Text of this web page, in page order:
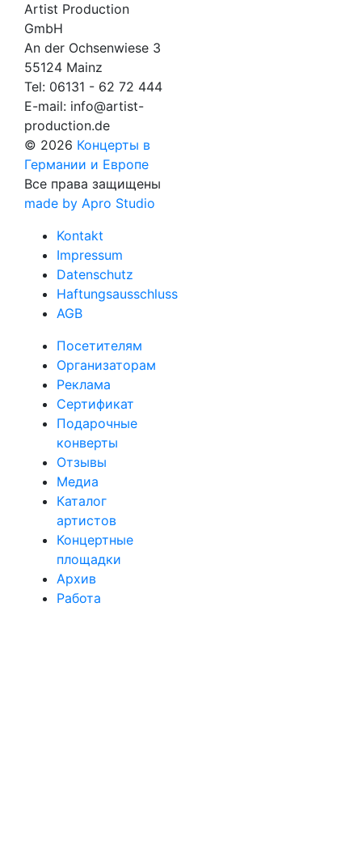
Artist Production
GmbH
An der Ochsenwiese 3
55124 Mainz
Tel: 06131 - 62 72 444
E-mail: info@artist-
production.de
© 2026 Концерты в
Германии и Европе
Все права защищены
made by Apro Studio
Kontakt
Impressum
Datenschutz
Haftungsausschluss
AGB
Посетителям
Организаторам
Реклама
Сертификат
Подарочные
конверты
Отзывы
Медиа
Каталог
артистов
Концертные
площадки
Архив
Работа